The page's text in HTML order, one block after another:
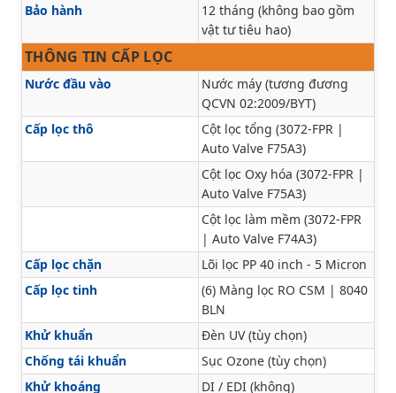
Bảo hành
12 tháng (không bao gồm
vật tư tiêu hao)
THÔNG TIN CẤP LỌC
Nước đầu vào
Nước máy (tương đương
QCVN 02:2009/BYT)
Cấp lọc thô
Cột lọc tổng (3072-FPR |
Auto Valve F75A3)
Cột lọc Oxy hóa (3072-FPR |
Auto Valve F75A3)
Cột lọc làm mềm (3072-FPR
| Auto Valve F74A3)
Cấp lọc chặn
Lõi lọc PP 40 inch - 5 Micron
Cấp lọc tinh
(6) Màng lọc RO CSM | 8040
BLN
Khử khuẩn
Đèn UV (tùy chọn)
Chống tái khuẩn
Sục Ozone (tùy chọn)
Khử khoáng
DI / EDI (không)